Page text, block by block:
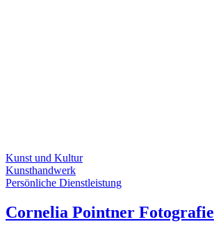
Kunst und Kultur
Kunsthandwerk
Persönliche Dienstleistung
Cornelia Pointner Fotografie